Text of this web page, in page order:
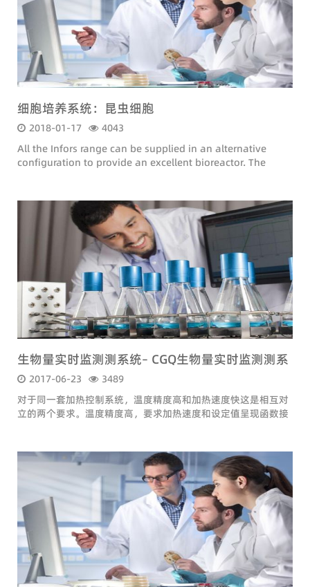
细胞培养系统：昆虫细胞
2018-01-17
4043
All the Infors range can be supplied in an alternative
configuration to provide an excellent bioreactor. The
生物量实时监测测系统– CGQ生物量实时监测测系
统– CGQ生物
2017-06-23
3489
对于同一套加热控制系统，温度精度高和加热速度快这是相互对
立的两个要求。温度精度高，要求加热速度和设定值呈现函数接